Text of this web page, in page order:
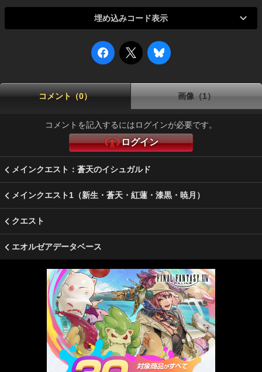
埋め込みコード表示
コメント（0） 画像（1）
コメントを記入するにはログインが必要です。
ログイン
メインクエスト：蒼天のイシュガルド
メインクエスト1（新生・蒼天・紅蓮・漆黒・暁月）
クエスト
エオルゼアデータベース